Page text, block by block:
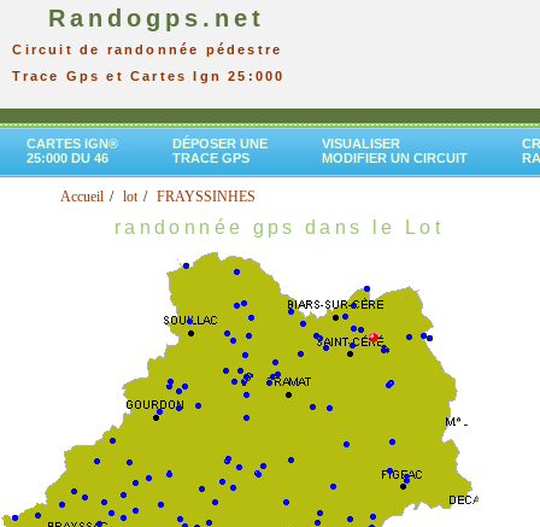
Randogps.net
Circuit de randonnée pédestre
Trace Gps et Cartes Ign 25:000
CARTES IGN®
25:000 DU 46
DÉPOSER UNE
TRACE GPS
VISUALISER
MODIFIER UN CIRCUIT
Accueil lot FRAYSSINHES
randonnée gps dans le Lot